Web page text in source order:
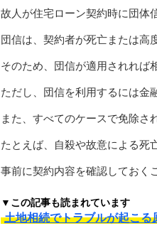
故人が住宅ローン契約時に団体
団信は、契約者が死亡または高
そのため、団信が適用されれば
ただし、団信を利用するには金
また、すべてのケースで免除さ
たとえば、自殺や故意による死
事前に契約内容を確認しておく
▼この記事も読まれています
土地相続でトラブルが起こ